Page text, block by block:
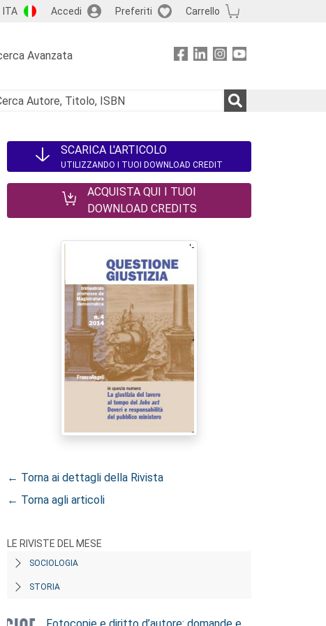
ITA Accedi Preferiti Carrello
Avanzata
SCARICA L'ARTICOLO
UTILIZZANDO I TUOI DOWNLOAD CREDIT
ACQUISTA QUI I TUOI
DOWNLOAD CREDITS
← Torna ai dettagli della Rivista
← Torna agli articoli
LE RIVISTE DEL MESE
SOCIOLOGIA
STORIA